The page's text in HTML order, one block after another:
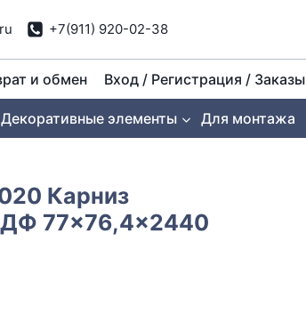
+7(911) 920-02-38
и обмен Вход / Регистрация / Заказы
Декоративные элементы Для монтажа
Карниз
77×76,4×2440